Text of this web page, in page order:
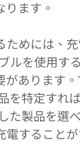
ます。
めには、
ルを使用す
あります。
を特定すれ
た製品を選
することが